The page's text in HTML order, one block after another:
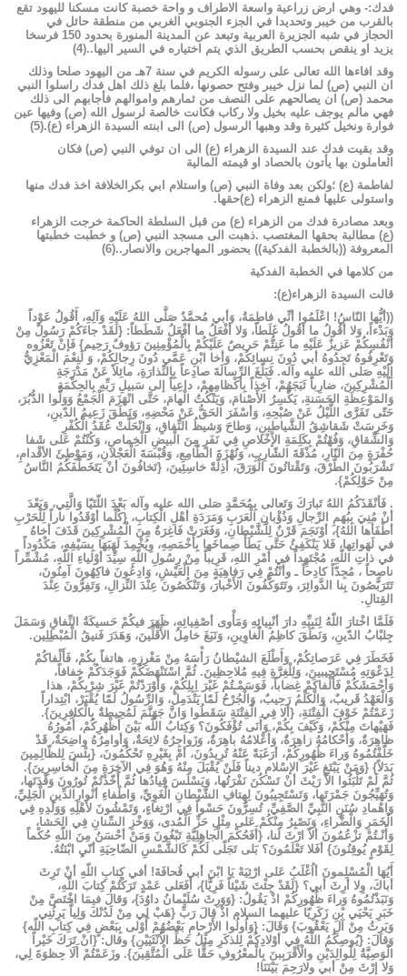
فدك:- وهي ارض زراعية واسعة الاطراف و واحة خصبة كانت مسكنا لليهود تقع
بالقرب من خيبر وتحديدا في الجزء الجنوبي الغربي من منطقة حائل في
الحجاز في شبه الجزيرة العربية وتبعد عن المدينة المنورة بحدود
فرسخا
يزيد او ينقص بحسب الطريق الذي يتم اختياره في السير اليها..
(
4
)
وقد افاءها الله تعالى على رسوله الكريم في سنة هـ من اليهود صلحا وذلك
ان النبي (ص) لما نزل خيبر وفتح حصونها ،فلما بلغ ذلك اهل فدك راسلوا
النبي
محمد (ص) ان يصالحهم على النصف من ثمارهم واموالهم فأجابهم الى ذلك
فهي مالم يوجف عليه بخيل ولا ركاب فكانت خالصة لرسول الله (ص) وفيها عين
فوارة ونخيل كثيرة وقد وهبها الرسول (ص) الى ابنته السيدة الزهراء (ع).
(
5
)
وقد بقيت فدك عند السيدة الزهراء (ع) الى ان توفي النبي (ص) فكان
العاملون بها يأتون بالحصاد او قيمته المالية
لفاطمة (ع) ؛ولكن بعد وفاة النبي (ص) واستلام ابي بكرالخلافة اخذ فدك منها
واستولى عليها فمنع الزهراء (ع)حقها.
وبعد مصادرة فدك من الزهراء (ع) من قبل السلطة الحاكمة خرجت الزهراء
(ع) مطالبة بحقها المغتصب .ذهبت الى مسجد النبي (ص) و خطبت خطبتها
المعروفة ((بالخطبة الفدكية)) بحضور المهاجرين والانصار ..
(
6
)
من كلامها في الخطبة الفدكية
قالت السيدة الزهراء(ع):
((أيُّها النّاسُ! اعْلَمُوا أنِّي فاطِمَةُ، وَأبي مُحمَّدٌ صَلَّى اللهُ عَلَيْهِ وَآلِهِ، أَقُولُ عَوْداً
وَبَدْءاً، وَلا أقُولُ ما أقُولُ غَلَطاً، وَلا أفْعَلُ ما أفْعَلُ شَطَطاً: {لَقَدْ جاءَكُمْ رَسُولٌ مِنْ
أنْفُسِكُمْ عَزيزٌ عَلَيْهِ ما عَنِتُّمْ حَريصٌ عَلَيْكُمْ بِالْمُؤْمِنِينَ رَؤوفٌ رَحِيم} فَإنْ تَعْزُوه
وَتَعْرِفُوهُ تَجِدُوهُ أبي دُونَ نِسائِكُمْ، وَأخا ابْنِ عَمَّي دُونَ رِجالِكُمْ، وَ لَنِعْمَ الْمَعْزِيُّ
إلَيْهِ صَلى الله عليه وآله. فَبَلَّغَ الرِّسالَةَ صادِعاً بِالنِّذارَةِ، مائِلاً عَنْ مَدْرَجَةِ
الْمُشْرِكِينَ، ضارِباً ثَبَجَهُمْ، آخِذاً بِأكْظامِهِمْ، داعِياً إلى سَبيلِ رَبِّهِ بِالحِكْمَةِ
وَالمَوْعِظَةِ الحَسَنةِ، يَكْسِرُ الأَصْنامَ، وَيَنْكُتُ الْهامَ، حَتَّى انْهَزَمَ الْجَمْعُ وَوَلُّوا
الدُّبُرَ،
حَتّى تَفَرَّى اللَّيْلُ عَنْ صُبْحِهِ، وَأسْفَرَ الحَقُّ عَنْ مَحْضِهِ، وَنَطَقَ زَعِيمُ الدّينِ،
وَخَرِسَتْ شَقاشِقُ الشَّياطينِ، وَطاحَ وَشيظُ النِّفاقِ، وَانْحَلَّتْ عُقَدُ الْكُفْرِ
وَالشِّقاقِ، وَفُهْتُمْ بِكَلِمَةِ الإْخْلاصِ فِي نَفَرٍ مِنَ الْبيضِ الْخِماصِ، وَكُنْتُمْ عَلى شَفا
حُفْرَةٍ مِنَ النّارِ، مُذْقَةَ الشّارِبِ، وَنُهْزَةَ الطّامِعِ، وَقُبْسَةَ الْعَجْلانِ، وَمَوْطِئَ الأقْدامِ،
تَشْرَبُونَ الطّرْقَ، وَتَقْتاتُونَ الْوَرَقَ، أذِلَّةً خاسِئِينَ، {تَخافُونَ أنْ يَتَخَطَّفَكُمُ النَّاسُ
مِنْ حَوْلِكُمْ}.
. فَأنْقَذَكُمُ اللهُ تَبارَكَ وَتَعالى بِمُحَمَّدٍ صَلى الله عليه وآله بَعْدَ اللّتَيّا وَالَّتِي، وَبَعْدَ
أنْ مُنِيَ بِبُهَمِ الرِّجالِ وَذُؤْبانِ الْعَرَبِ وَمَرَدَةِ أهْلِ الْكِتابِ، {كُلَّما أوْقَدُوا ناراً
لِلْحَرْبِ
أطْفَأها اللهُ}، أوْنَجَمَ قَرْنٌ لِلْشَّيْطانِ، وَفَغَرَتْ فَاغِرَةٌ مِنَ الْمُشْرِكِينَ قَذَفَ أخاهُ
في لَهَواتِها، فَلا يَنْكَفِئُ حَتَّى يَطَأَ صِماخَها بِأَخْمَصِهِ، وِيُخْمِدَ لَهَبَهَا بِسَيْفِهِ، مَكْدُوداً
في ذاتِ اللّهِ، مُجْتَهِداً في أمْرِ اللهِ، قَرِيباً مِنْ رِسُولِ اللّهِ سِيِّدَ أوْلياءِ اللّهِ، مُشْمِّراً
ناصِحاً ، مُجِدّاً كادِحاً ـ وأَنْتُمْ فِي رَفاهِيَةٍ مِنَ الْعَيْشِ، وَادِعُونَ فاكِهُونَ آمِنُونَ،
تَتَرَبَّصُونَ بِنا الدَّوائِرَ، وتَتَوَكَّفُونَ الأَخْبارَ، وَتَنْكُصُونَ عِنْدَ النِّزالِ، وَتَفِرُّونَ عِنْدَ
القِتالِ.
فَلَمَّا اخْتارَ اللّهُ لِنَبِيِّهِ دارَ أنْبِيائِهِ وَمَأْوى أصْفِيائِهِ، ظَهَرَ فيكُمْ حَسيكَةُ النِّفاقِ وَسَمَلَ
جِلبْابُ الدّينِ، وَنَطَقَ كاظِمُ الْغاوِينِ، وَنَبَغَ خامِلُ الأَقَلِّينَ، وَهَدَرَ فَنيقُ الْمُبْطِلِين.
فَخَطَرَ فِي عَرَصاتِكُمْ، وَأَطْلَعَ الشيْطانُ رَأْسَهُ مِنْ مَغْرِزِهِ، هاتفاً بِكُمْ، فَأَلْفاكُمْ
لِدَعْوَتِهِ مُسْتَجيبينَ، وَلِلْغِرَّةِ فِيهِ مُلاحِظِينَ. ثُمَّ اسْتَنْهَضَكُمْ فَوَجَدَكُمْ خِفافاً،
وَأَحْمَشَكُمْ فَأَلْفاكَمْ غِضاباً، فَوَسَمْـتُمْ غَيْرَ اِبِلِكُمْ، وَأَوْرَدْتُمْ غَيْرَ شِرْبِكُمْ، هذا
وَالْعَهْدُ قَريبٌ، وَالْكَلْمُ رَحِيبٌ، وَالْجُرْحُ لَمّا يَنْدَمِلْ، وَالرِّسُولُ لَمّا يُقْبَرْ، ابْتِداراً
زَعَمْتُمْ خَوْفَ الْفِتْنَةِ، {ألا فِي الْفِتْنَةِ سَقَطُوا وَانَّ جَهَنَّمَ لَمُحِيطةٌ بِالْكافِرِينَ}.
فَهَيْهاتَ مِنْكُمْ، وَكَيْفَ بِكُمْ، وَأَنَى تُؤْفَكُونَ؟ وَكِتابُ اللّه بَيْنَ أَظْهُرِكُمْ، أُمُورُهُ
ظاهِرَةٌ، وَأَحْكامُهُ زاهِرَةٌ، وَأَعْلامُهُ باهِرَةٌ، وَزَواجِرُهُ لائِحَةٌ، وَأوامِرُهُ واضِحَةٌ، قَدْ
خَلَّفْتُمُوهُ وَراءَ ظُهُورِكُمْ، أرَغَبَةً عَنْهُ تُرِيدُونَ، أمْ بِغَيْرِهِ تَحْكُمُونَ، {بِئْسَ لِلظّالِمِينَ
بَدَلاً} {وَمَنْ يَبْتَغِ غَيْرَ الإسْلامِ ديناً فَلَنْ يُقْبَلَ مِنْهُ وَهُوَ فِي الآخِرَةِ مِنَ الْخاسِرِينَ}.
ثُمَّ لَمْ تَلْبَثُوا الاّ رَيْثَ أنْ تَسْكُنَ نَفْرَتُها، وَيَسْلَسَ قِيادُها ثُمَّ أَخّذْتُمْ تُورُونَ وَقْدَتَها،
وَتُهَيِّجُونَ جَمْرَتَها، وَتَسْتَجِيبُونَ لِهِتافِ الشَّيْطانِ الْغَوِيِّ، وَاطْفاءِ أنْوارِالدِّينِ الْجَلِيِّ،
وَاهْمادِ سُنَنِ النَّبِيِّ الصَّفِيِّ، تُسِرُّونَ حَسْواً فِي ارْتِغاءٍ، وَتَمْشُونَ لأَهْلِهِ وَوَلَدِهِ فِي
الْخَمَرِ وَالْضَّراءِ، وَنَصْبِرُ مِنْكُمْ عَلى مِثْلِ حَزِّ الْمُدى، وَوَخْزِ السِّنانِ فِي الحَشا،
وَأَنْـتُمْ تزْعُمُونَ ألاّ ارْثَ لَنا، {أَفَحُكْمَ الْجاهِلِيَّةِ تَبْغُونَ وَمَنْ أحْسَنُ مِنَ اللّهِ حُكْماً
لِقَوْمٍ يُوقِنُونَ} أفَلا تَعْلَمُونَ؟ بَلى تَجَلّى لَكُمْ كَالشَّمْسِ الضّاحِيَةِ أنّيِ ابْنَتُهُ.
أَيُهَا الْمُسْلِمونَ أاُغْلَبُ عَلى ارْثِيَهْ يَا ابْنَ أبي قُحافَةَ! أفي كِتابِ اللّهِ أنْ تَرِثَ
أباكَ، وِلا أرِثَ أبي؟ {لَقَدْ جِئْتَ شَيْئاً فَرِيًّا}، أَفَعَلى عَمْدٍ تَرَكْتُمْ كِتابَ اللّهِ،
وَنَبَذْتُمُوهُ وَراءَ ظُهُورِكُمْ اذْ يَقُولُ: {وَوَرِثَ سُلَيْمانُ داوُدَ}، وَقالَ فيمَا اخْتَصَّ مِنْ
خَبَرِ يَحْيَي بْنِ زَكَرِيّا عليهما السلام اذْ قالَ رَبِّ {هَبْ لِي مِنْ لَدُنْكَ وَلِياًّ يَرِثُنِي
وَيَرِثُ مِنْ آلِ يَعْقُوبَ} وَقَالَ: {وَاُولُوا الأَرْحامِ بَعْضُهُمْ أَوْلى بِبَعْضٍ فِي كِتابِ اللّه}
وَقالَ: {يُوصِكُمُ اللّهُ في أوْلادِكُمْ لِلذكَرِ مِثْلُ حَظِّ الاُنْثَيَيْنِ} وقال: { انْ تَرَكَ خَيْراً
الْوَصِيَّةُ لِلْوالِدَيْنِ والْأَقْرَبِبنَ بِالْمعْرُوفِ حَقًّا عَلَى الْمُتَّقِينَ}. وزَعَمْتُمْ أَلَا حِظوَةَ لِي،
وَلا إرْثَ مِنْ أبي ولارَحِمَ بَيْنَنَا!